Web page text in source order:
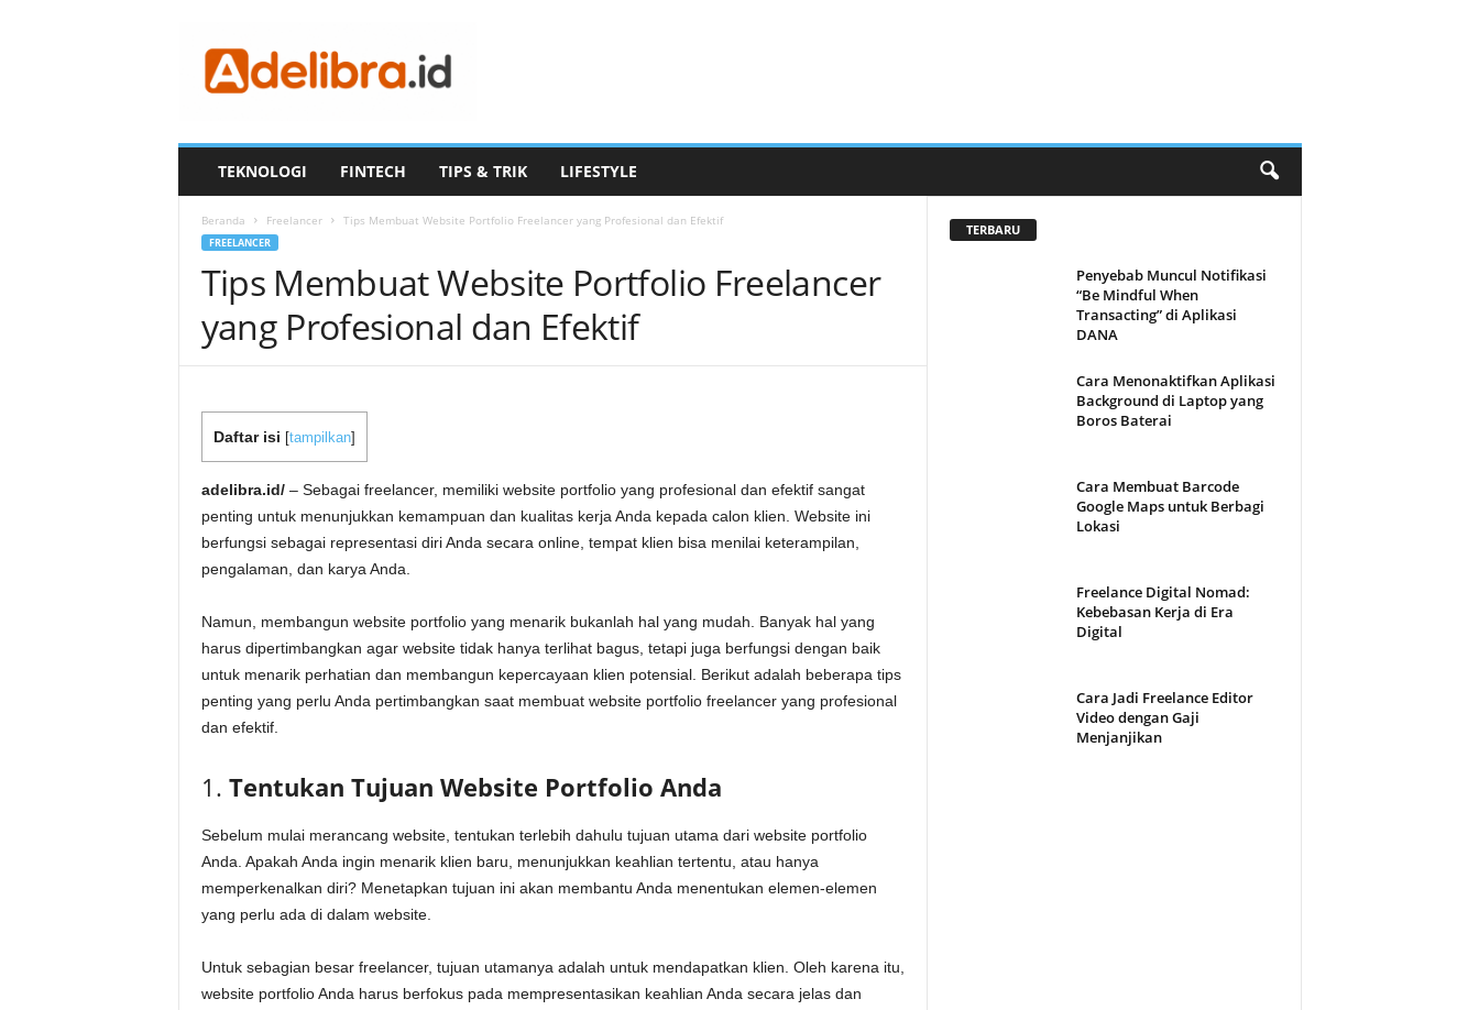
TEKNOLOGI FINTECH TIPS & TRIK LIFESTYLE
Beranda Freelancer Tips Membuat Website Portfolio Freelancer yang Profesional dan Efektif
FREELANCER
Tips Membuat Website Portfolio Freelancer
yang Profesional dan Efektif
Daftar isi tampilkan]
adelibra.id/– Sebagai freelancer, memiliki website portfolio yang profesional dan efektif sangat
penting untuk menunjukkan kemampuan dan kualitas kerja Anda kepada calon klien. Website ini
berfungsi sebagai representasi diri Anda secara online, tempat klien bisa menilai keterampilan,
pengalaman, dan karya Anda.
Namun, membangun website portfolio yang menarik bukanlah hal yang mudah. Banyak hal yang
harus dipertimbangkan agar website tidak hanya terlihat bagus, tetapi juga berfungsi dengan baik
untuk menarik perhatian dan membangun kepercayaan klien potensial. Berikut adalah beberapa tips
penting yang perlu Anda pertimbangkan saat membuat website portfolio freelancer yang profesional
dan efektif.
1. Tentukan Tujuan Website Portfolio Anda
Sebelum mulai merancang website, tentukan terlebih dahulu tujuan utama dari website portfolio
Anda. Apakah Anda ingin menarik klien baru, menunjukkan keahlian tertentu, atau hanya
memperkenalkan diri? Menetapkan tujuan ini akan membantu Anda menentukan elemen-elemen
yang perlu ada di dalam website.
Untuk sebagian besar freelancer, tujuan utamanya adalah untuk mendapatkan klien. Oleh karena itu,
website portfolio Anda harus berfokus pada mempresentasikan keahlian Anda secara jelas dan
TERBARU
Penyebab Muncul Notifikasi
“Be Mindful When
Transacting” di Aplikasi
DANA
Cara Menonaktifkan Aplikasi
Background di Laptop yang
Boros Baterai
Cara Membuat Barcode
Google Maps untuk Berbagi
Lokasi
Freelance Digital Nomad:
Kebebasan Kerja di Era
Digital
Cara Jadi Freelance Editor
Video dengan Gaji
Menjanjikan